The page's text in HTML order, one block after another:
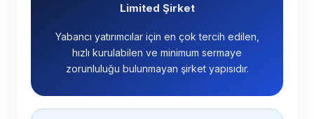
Limited Şirket
Yabancı yatırımcılar için en çok tercih edilen,
hızlı kurulabilen ve minimum sermaye
zorunluluğu bulunmayan şirket yapısıdır.